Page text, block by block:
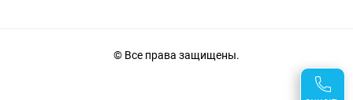
© Все права защищены.